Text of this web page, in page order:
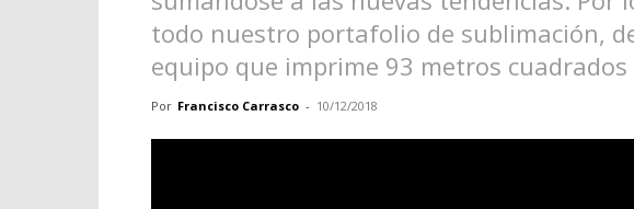
todo nuestro portafolio de sublimación,
equipo que imprime 93 metros cuadrados
Por Francisco Carrasco - 10/12/2018